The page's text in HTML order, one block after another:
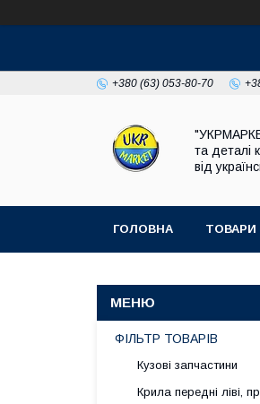
+380 (63) 053-80-70
та деталі
від
ГОЛОВНА ТОВАРИ
ФІЛЬТР ТОВАРІВ
Кузові запчастини
Крила передні ліві,